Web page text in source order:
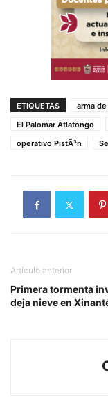
ETIQUETAS arma
El Palomar Atlatongo
operativo PistÃ³n
Artículo anterior
Primera tormenta
deja nieve en